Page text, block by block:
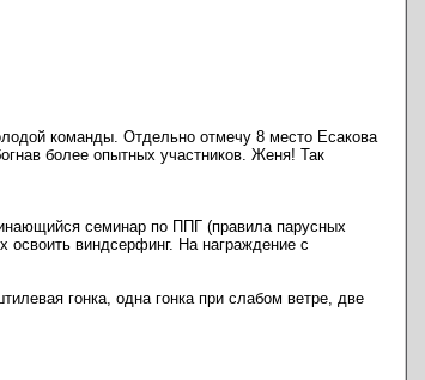
команды. Отдельно отмечу 8 место Есакова
более опытных участников. Женя! Так
семинар по ППГ (правила парусных
освоить виндсерфинг. На награждение с
гонка, одна гонка при слабом ветре, две